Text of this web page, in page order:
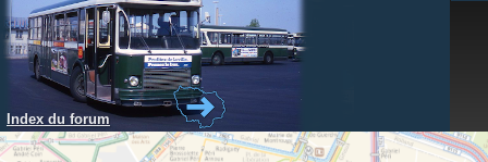
Index du forum